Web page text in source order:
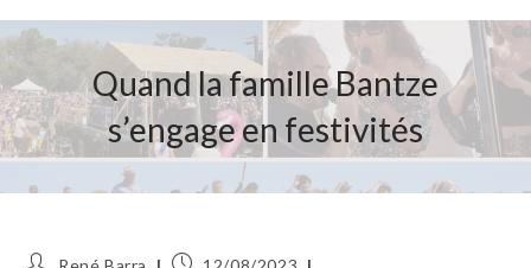
Quand la famille Bantze
s’engage en festivités
Auteur/autrice
Publication